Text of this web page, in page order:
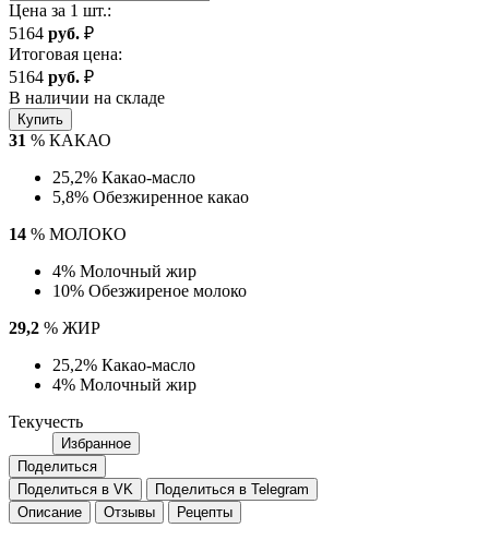
Цена за 1 шт.:
5164 руб. ₽
Итоговая цена:
5164 руб. ₽
В наличии на складе
Купить
31 % КАКАО
25,2% Какао-масло
5,8% Обезжиренное какао
14 % МОЛОКО
4% Молочный жир
10% Обезжиреное молоко
29,2 % ЖИР
25,2% Какао-масло
4% Молочный жир
Текучесть
Избранное
Поделиться
Поделиться в VK
Поделиться в Telegram
Описание
Отзывы Рецепты